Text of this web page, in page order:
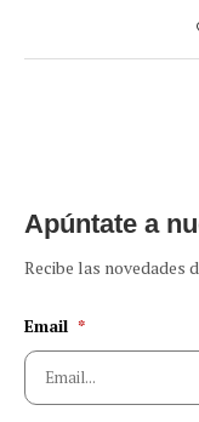
Apúntate a
Recibe las novedades
Email *